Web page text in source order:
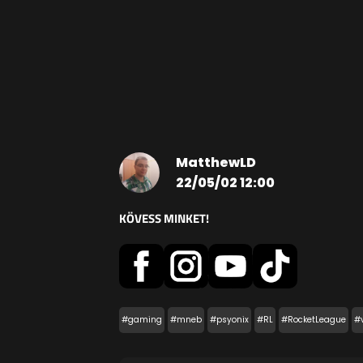
MatthewLD
22/05/02 12:00
KÖVESS MINKET!
#gaming #mneb #psyonix #RL #RocketLeague